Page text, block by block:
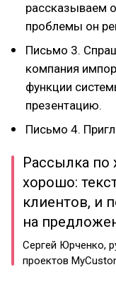
рассказываем
проблемы он
Письмо 3.
компания
функции
презентацию.
Письмо 4.
Рассылка по
хорошо:
клиентов, и
на
Сергей Юрченко,
проектов